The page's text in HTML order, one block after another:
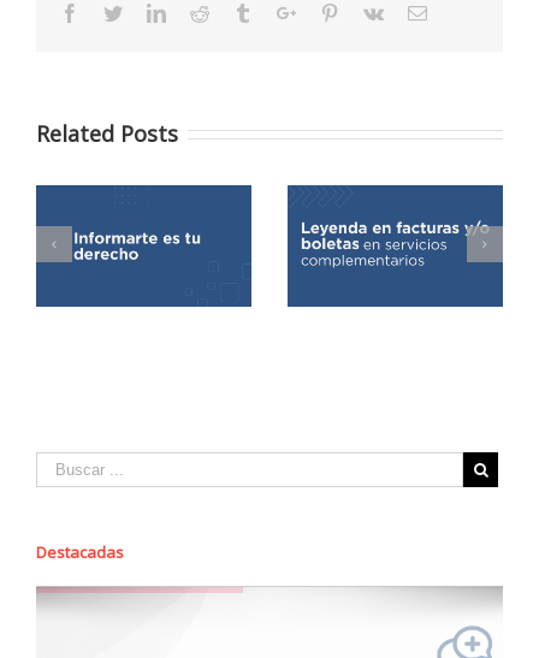
Facebook
TwitterLinkedinReddit TumblrGoogle+Pinterest
Vk Email
Related Posts
Resolución N° 402/24
Ley 11220 art.78
Destacadas